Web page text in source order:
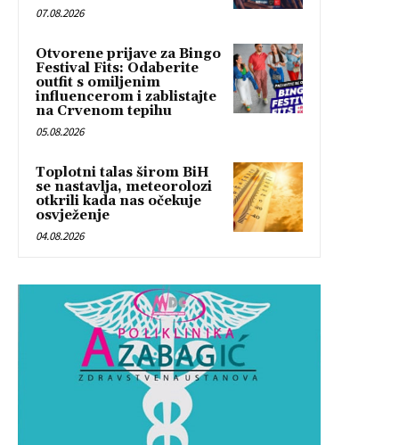
07.08.2026
Otvorene prijave za Bingo
Festival Fits: Odaberite
outfit s omiljenim
influencerom i zablistajte
na Crvenom tepihu
05.08.2026
Toplotni talas širom BiH
se nastavlja, meteorolozi
otkrili kada nas očekuje
osvježenje
04.08.2026